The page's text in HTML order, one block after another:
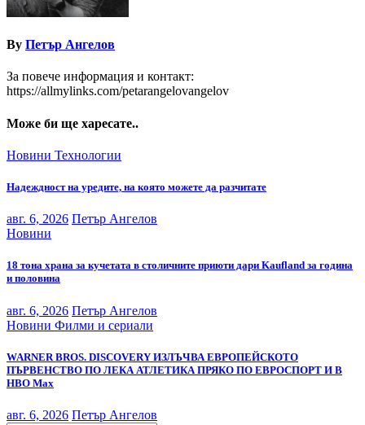
By Петър Ангелов
За повече информация и контакт:
https://allmylinks.com/petarangelovangelov
Може би ще харесате..
Новини Технологии
Надеждност на уредите, на която можете да разчитате
авг. 6, 2026 Петър Ангелов
Новини
18 тона храна за кучетата в столичните приюти дари Kaufland за година
и половина
авг. 6, 2026 Петър Ангелов
Новини Филми и сериали
WARNER BROS. DISCOVERY ИЗЛЪЧВА ЕВРОПЕЙСКОТО
ПЪРВЕНСТВО ПО ЛЕКА АТЛЕТИКА ПРЯКО ПО ЕВРОСПОРТ И В
НВО Мах
авг. 6, 2026 Петър Ангелов